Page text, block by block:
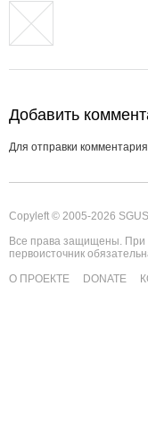
Добавить
Для отправки
Copyleft © 2005-2026
Все права защищены. При
первоисточник
О ПРОЕКТЕ
DONATE